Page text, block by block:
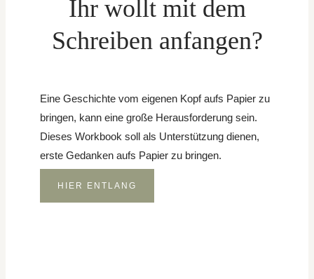
Ihr wollt mit dem
Schreiben anfangen?
Eine Geschichte vom eigenen Kopf aufs Papier zu
bringen, kann eine große Herausforderung sein.
Dieses Workbook soll als Unterstützung dienen,
erste Gedanken aufs Papier zu bringen.
HIER ENTLANG